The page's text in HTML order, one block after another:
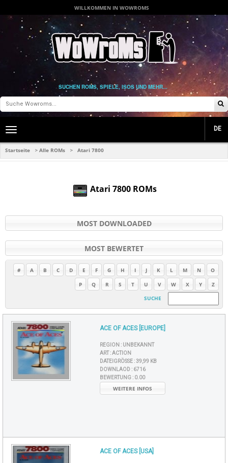
WILLKOMMEN IN WOWROMS
SUCHEN ROMS, SPIELE, ISOS UND MEHR...
Toggle
navigation
DE
Startseite > Alle ROMs > Atari 7800
Atari 7800 ROMs
MOST DOWNLOADED
MOST BEWERTET
# A B C D E F G H I J K L M N
O
P
Q R S T U V W X Y
Z
SUCHE
ACE OF ACES [EUROPE]
REGION : UNBEKANNT
ART :ACTION
DATEIGRÖSSE : 39,99 KB
DOWNLAOD : 6716
BEWERTUNG : 0.00
WEITERE INFOS
ACE OF ACES [USA]